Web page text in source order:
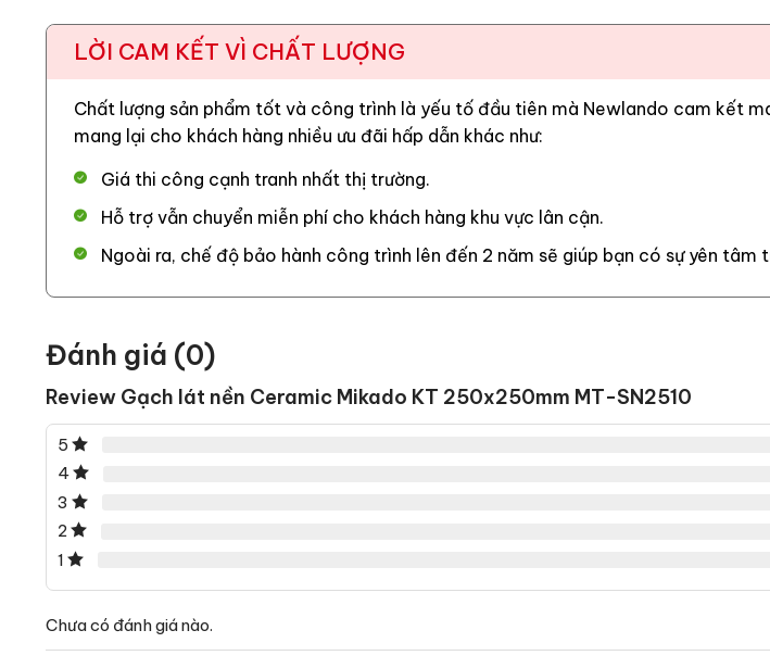
LỜI CAM KẾT VÌ CHẤT LƯỢNG
Chất lượng sản phẩm tốt và công trình là yếu tố đầu tiên mà Newlando cam kết
mang lại cho khách hàng nhiều ưu đãi hấp dẫn khác như:
Giá thi công cạnh tranh nhất thị trường.
Hỗ trợ vẫn chuyển miễn phí cho khách hàng khu vực lân cận.
Ngoài ra, chế độ bảo hành công trình lên đến 2 năm sẽ giúp bạn có sự yên tâm
Đánh giá (0)
Review Gạch lát nền Ceramic Mikado KT 250x250mm MT-SN2510
5
4
3
2
1
Chưa có đánh giá nào.